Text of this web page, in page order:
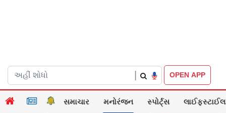
OPEN APP
સમાચાર મનોરંજન સ્પોર્ટ્સ લાઈફસ્ટાઈલ